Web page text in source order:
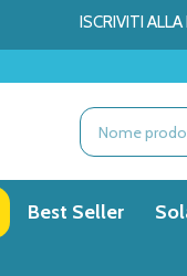
ISCRIVITI
Ricerca
Best Seller